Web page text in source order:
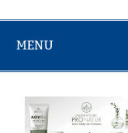
MENU